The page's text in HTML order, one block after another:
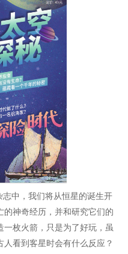
志中，我们将从恒星的诞生开
神奇经历，并和研究它们的
枚火箭，只是为了好玩，虽
看到客星时会有什么反应？